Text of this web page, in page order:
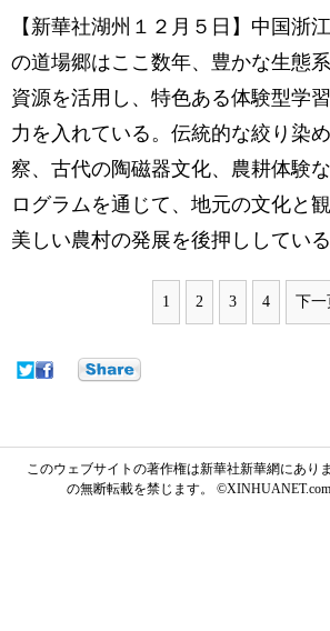
【新華社湖州１２月５日】中国浙
の道場郷はここ数年、豊かな生態
資源を活用し、特色ある体験型学
力を入れている。伝統的な絞り染
察、古代の陶磁器文化、農耕体験
ログラムを通じて、地元の文化と
美しい農村の発展を後押ししている
1 2 3 4 下一
このウェブサイトの著作権は新華社新華網にあり
の無断転載を禁じます。